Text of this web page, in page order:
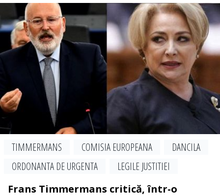
TIMMERMANS COMISIA EUROPEANA
DANCILA
ORDONANTA DE URGENTA
LEGILE JUSTITIEI
Frans Timmermans critică, într-o